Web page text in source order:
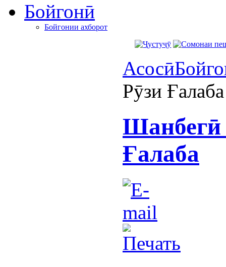
Бойгонӣ
Бойгонии ахборот
Асосӣ
Рӯзи Ғалаба
Шанбегӣ
Ғалаба